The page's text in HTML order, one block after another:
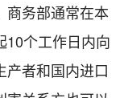
务部通常在本
10个工作日内向
产者和国内进口